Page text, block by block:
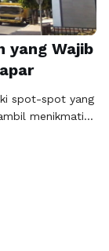
yang Wajib
spot-spot yang
menikmati
tidak ada
diantaranya;
Selengkapnya